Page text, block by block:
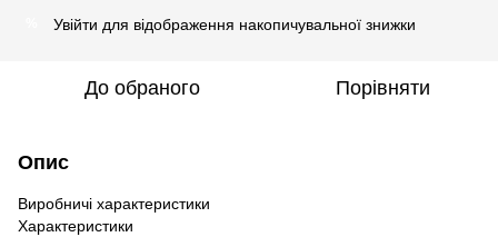
Увійти для відображення накопичувальної знижки
До обраного Порівняти
Опис
Виробничі характеристики
Характеристики